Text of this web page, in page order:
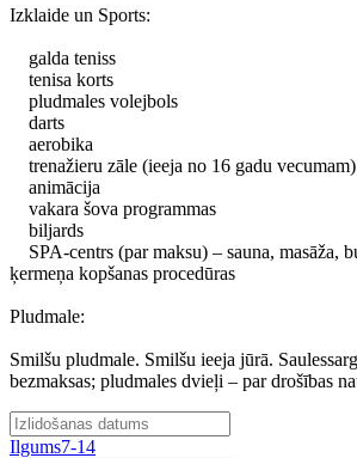
Izklaide un Sports:
galda teniss
tenisa korts
pludmales volejbols
darts
aerobika
trenažieru zāle (ieeja no 16 gadu vecumam)
animācija
vakara šova programmas
biljards
SPA-centrs (par maksu) – sauna, masāža,
ķermeņa kopšanas procedūras
Pludmale:
Smilšu pludmale. Smilšu ieeja jūrā.
bezmaksas; pludmales dvieļi – par drošības
Ilgums7-14